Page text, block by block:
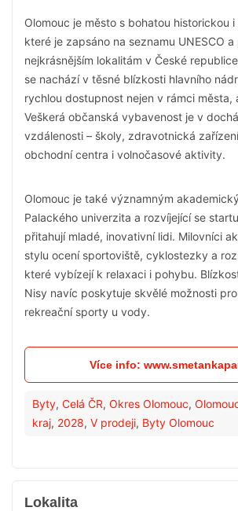
Olomouc je město s bohatou historickou
které je zapsáno na seznamu UNESCO a
nejkrásnějším lokalitám v České
se nachází v těsné blízkosti hlavního
rychlou dostupnost nejen v rámci města,
Veškerá občanská vybavenost je v
vzdálenosti – školy, zdravotnická
obchodní centra i volnočasové aktivity.
Olomouc je také významným
Palackého univerzita a rozvíjející se
přitahují mladé, inovativní lidi. Milovníci
stylu ocení sportoviště, cyklostezky a
které vybízejí k relaxaci i pohybu.
Nisy navíc poskytuje skvělé možnosti
rekreační sporty u vody.
Více info:
Byty, Celá ČR, Okres Olomouc,
kraj, 2028, V prodeji, Byty Olomouc
Lokalita